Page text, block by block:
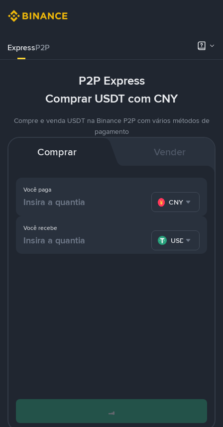
ExpressP2P
P2P Express
Comprar USDT com CNY
Compre e venda USDT na Binance P2P com vários métodos de
pagamento
Comprar Vender
Você paga
CNY
Você recebe
USDT